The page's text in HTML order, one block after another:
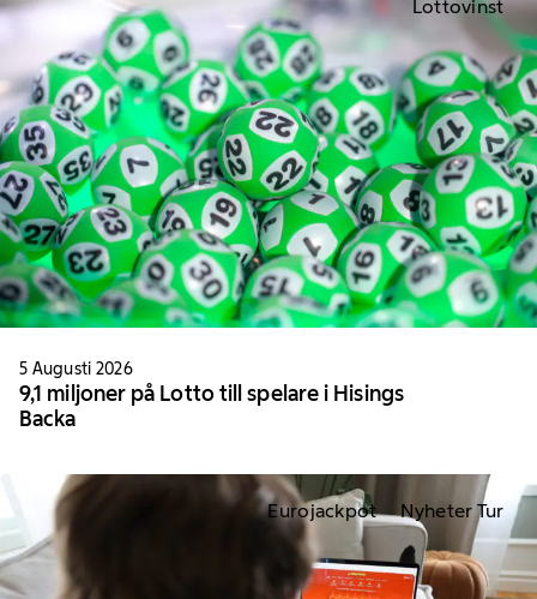
Lottovinst
5 Augusti 2026
9,1 miljoner på Lotto till spelare i Hisings
Backa
Eurojackpot Nyheter Tur